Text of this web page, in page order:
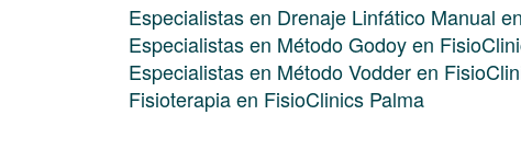
Especialistas en Drenaje Linfático Manual
Especialistas en Método Godoy en
Especialistas en Método Vodder en
Fisioterapia en FisioClinics Palma